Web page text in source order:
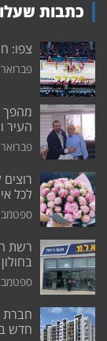
כתבות
צפו: חולוניה
פברואר 29, 2024
העיר
פברואר 28, 2024
לכל
ספטמבר 6,
רשת
בחולון
ספטמבר 5,
חדש